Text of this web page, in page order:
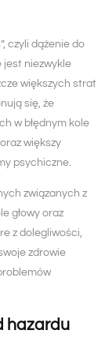
czyli dążenie do
jest niezwykle
większych strat
się, że
w błędnym kole
większy
psychiczne.
związanych z
głowy oraz
z dolegliwości,
zdrowie
hazardu